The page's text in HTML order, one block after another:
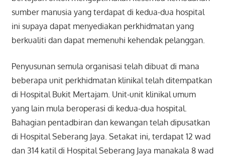
sumber manusia yang terdapat di kedua-dua hospital
ini supaya dapat menyediakan perkhidmatan yang
berkualiti dan dapat memenuhi kehendak pelanggan.
Penyusunan semula organisasi telah dibuat di mana
beberapa unit perkhidmatan klinikal telah ditempatkan
di Hospital Bukit Mertajam. Unit-unit klinikal umum
yang lain mula beroperasi di kedua-dua hospital.
Bahagian pentadbiran dan kewangan telah dipusatkan
di Hospital Seberang Jaya. Setakat ini, terdapat 12 wad
dan 314 katil di Hospital Seberang Jaya manakala 8 wad